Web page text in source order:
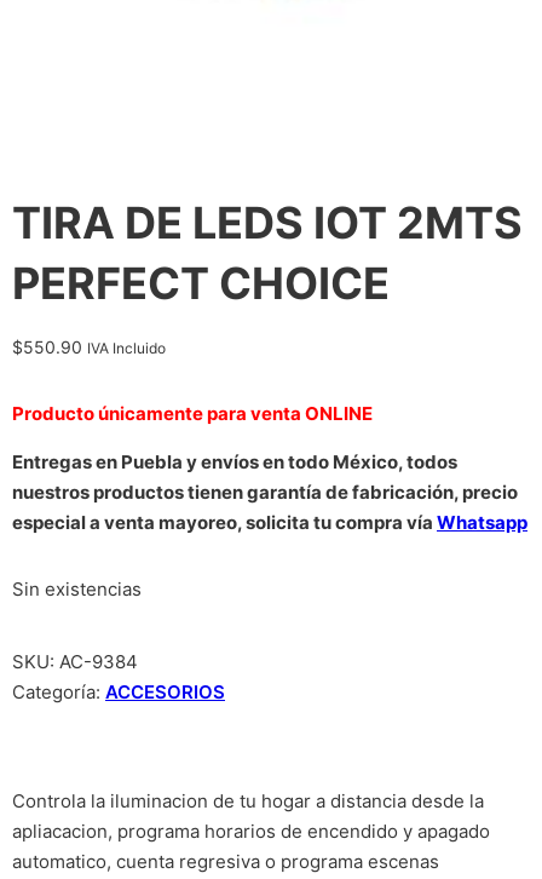
TIRA DE LEDS IOT 2MTS
PERFECT CHOICE
$550.90 IVA Incluido
Producto únicamente para venta ONLINE
Entregas en Puebla y envíos en todo México, todos
nuestros productos tienen garantía de fabricación, precio
especial a venta mayoreo, solicita tu compra vía Whatsapp
Sin existencias
SKU: AC-9384
Categoría: ACCESORIOS
Controla la iluminacion de tu hogar a distancia desde la
apliacacion, programa horarios de encendido y apagado
automatico, cuenta regresiva o programa escenas